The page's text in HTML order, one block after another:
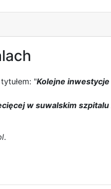
"Kolejne
w suwalskim
.